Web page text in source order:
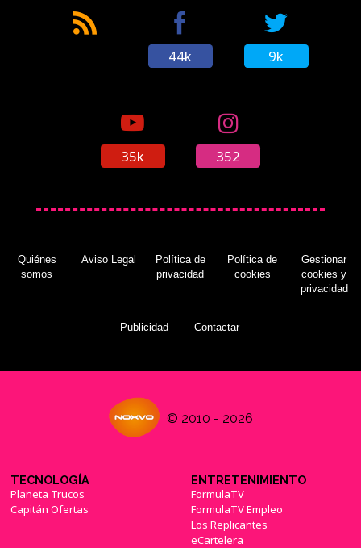
44k 9k
35k 352
Quiénes
somos
Aviso Legal
Política de
privacidad
Política de
cookies
Gestionar
cookies y
privacidad
Publicidad Contactar
© 2010 - 2026
TECNOLOGÍA
Planeta Trucos
Capitán Ofertas
ENTRETENIMIENTO
FormulaTV
FormulaTV Empleo
Los Replicantes
eCartelera